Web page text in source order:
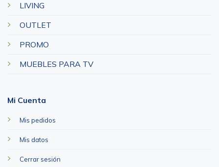
LIVING
OUTLET
PROMO
MUEBLES PARA TV
Mi Cuenta
Mis pedidos
Mis datos
Cerrar sesión